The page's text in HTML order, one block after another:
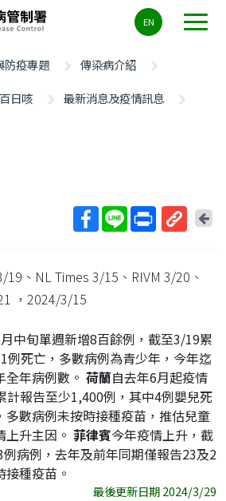
EN
防疫專題
傳染病介紹
百日咳
最新消息及疫情訊息
短
回
19、NL Times 3/15、RIVM 3/20、
，2024/3/15
中旬單週新增8百餘例，截至3/19累
例死亡，多數病例為青少年，今年迄
年病例數。 荷蘭自去年6月起疫情
計報告至少1,400例，其中4例嬰兒死
多數病例未按時接種疫苗，推估兒童
升主因。 菲律賓今年疫情上升，截
病例，去年及前年同期僅報告23及2
種疫苗。
最後更新日期 2024/3/29